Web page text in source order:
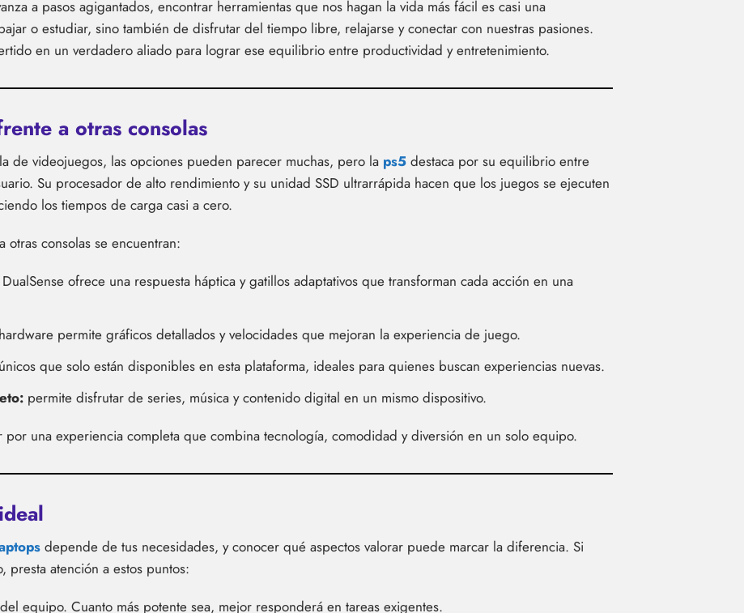
a pasos agigantados, encontrar herramientas que nos hagan la vida más fácil es casi una
o estudiar, sino también de disfrutar del tiempo libre, relajarse y conectar con nuestras pasiones.
en un verdadero aliado para lograr ese equilibrio entre productividad y entretenimiento.
a otras consolas
de videojuegos, las opciones pueden parecer muchas, pero la ps5 destaca por su equilibrio entre
Su procesador de alto rendimiento y su unidad SSD ultrarrápida hacen que los juegos se ejecuten
los tiempos de carga casi a cero.
otras consolas se encuentran:
ofrece una respuesta háptica y gatillos adaptativos que transforman cada acción en una
permite gráficos detallados y velocidades que mejoran la experiencia de juego.
que solo están disponibles en esta plataforma, ideales para quienes buscan experiencias nuevas.
permite disfrutar de series, música y contenido digital en un mismo dispositivo.
una experiencia completa que combina tecnología, comodidad y diversión en un solo equipo.
depende de tus necesidades, y conocer qué aspectos valorar puede marcar la diferencia. Si
presta atención a estos puntos:
equipo. Cuanto más potente sea, mejor responderá en tareas exigentes.